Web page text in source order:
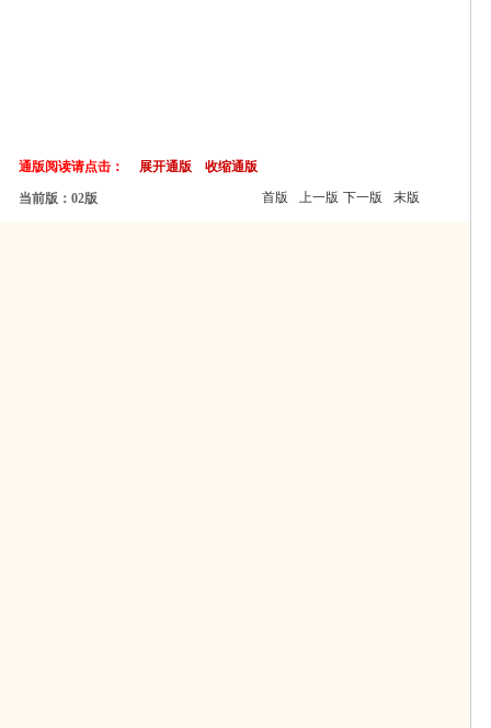
通版阅读请点击： 展开通版 收缩通版
当前版：02版 首版 上一版 下一版 末版